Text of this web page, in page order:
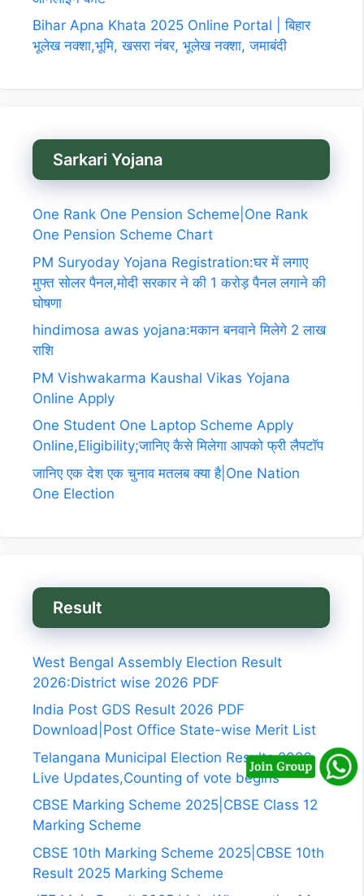
Bihar Apna Khata 2025 Online Portal | बिहार
भूलेख नक्शा,भूमि, खसरा नंबर, भूलेख नक्शा, जमाबंदी
Sarkari Yojana
One Rank One Pension Scheme|One Rank
One Pension Scheme Chart
PM Suryoday Yojana Registration:घर में लगाए
मुफ्त सोलर पैनल,मोदी सरकार ने की 1 करोड़ पैनल लगाने की
घोषणा
hindimosa awas yojana:मकान बनवाने मिलेगे 2 लाख
राशि
PM Vishwakarma Kaushal Vikas Yojana
Online Apply
One Student One Laptop Scheme Apply
Online,Eligibility;जानिए कैसे मिलेगा आपको फ्री लैपटॉप
जानिए एक देश एक चुनाव मतलब क्या है|One Nation
One Election
Result
West Bengal Assembly Election Result
2026:District wise 2026 PDF
India Post GDS Result 2026 PDF
Download|Post Office State-wise Merit List
Telangana Municipal Election Results 2026
Live Updates,Counting of vote begins
CBSE Marking Scheme 2025|CBSE Class 12
Marking Scheme
CBSE 10th Marking Scheme 2025|CBSE 10th
Result 2025 Marking Scheme